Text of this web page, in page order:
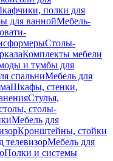
полки для
для ваннойМебель-
Столы-
Комплекты мебели
и тумбы для
спальниМебель для
Шкафы, стенки,
Стулья,
столы-
Мебель для
Кронштейны, стойки
Мебель для
Полки и системы